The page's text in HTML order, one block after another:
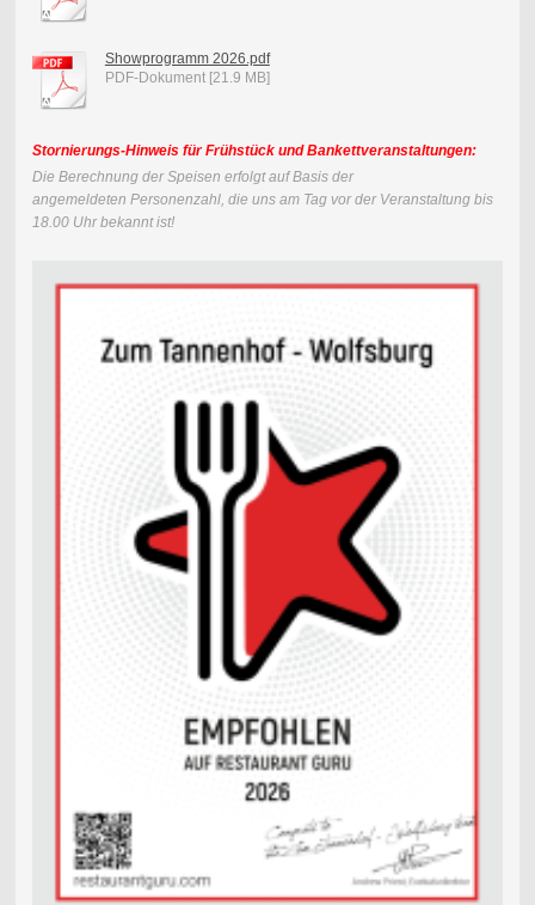
Showprogramm 2026.pdf
PDF-Dokument [21.9 MB]
Stornierungs-Hinweis für Frühstück und Bankettveranstaltungen:
Die Berechnung der Speisen erfolgt auf Basis der
angemeldeten Personenzahl, die uns am Tag vor der Veranstaltung bis
18.00 Uhr bekannt ist!